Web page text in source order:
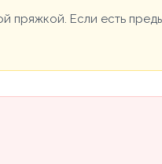
пряжкой. Если есть